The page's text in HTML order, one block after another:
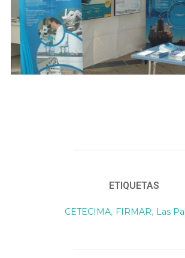
ETIQUETAS
CETECIMA, FIRMAR, Las